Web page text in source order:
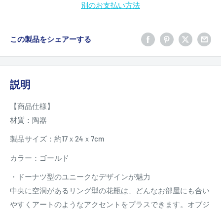
別のお支払い方法
この製品をシェアーする
説明
【商品仕様】
材質：陶器
製品サイズ：約17ｘ24ｘ7cm
カラー：ゴールド
・ドーナツ型のユニークなデザインが魅力
中央に空洞があるリング型の花瓶は、どんなお部屋にも合い
やすくアートのようなアクセントをプラスできます。オブジ